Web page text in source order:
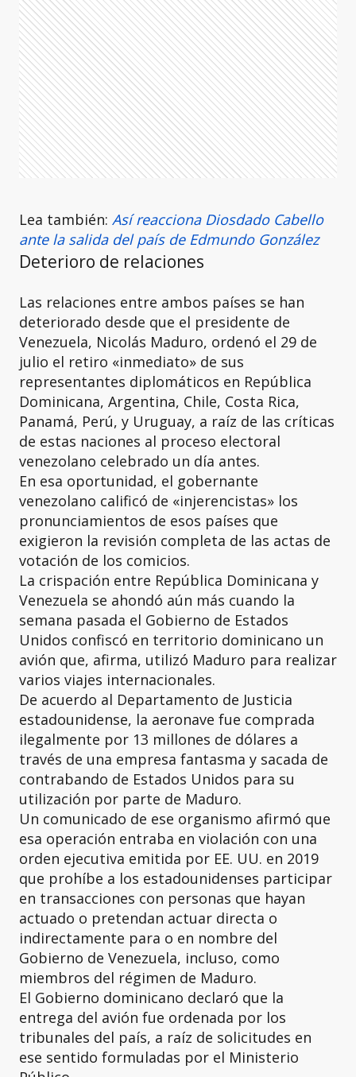
Lea también: Así reacciona Diosdado Cabello
ante la salida del país de Edmundo González
Deterioro de relaciones
Las relaciones entre ambos países se han
deteriorado desde que el presidente de
Venezuela, Nicolás Maduro, ordenó el 29 de
julio el retiro «inmediato» de sus
representantes diplomáticos en República
Dominicana, Argentina, Chile, Costa Rica,
Panamá, Perú, y Uruguay, a raíz de las críticas
de estas naciones al proceso electoral
venezolano celebrado un día antes.
En esa oportunidad, el gobernante
venezolano calificó de «injerencistas» los
pronunciamientos de esos países que
exigieron la revisión completa de las actas de
votación de los comicios.
La crispación entre República Dominicana y
Venezuela se ahondó aún más cuando la
semana pasada el Gobierno de Estados
Unidos confiscó en territorio dominicano un
avión que, afirma, utilizó Maduro para realizar
varios viajes internacionales.
De acuerdo al Departamento de Justicia
estadounidense, la aeronave fue comprada
ilegalmente por 13 millones de dólares a
través de una empresa fantasma y sacada de
contrabando de Estados Unidos para su
utilización por parte de Maduro.
Un comunicado de ese organismo afirmó que
esa operación entraba en violación con una
orden ejecutiva emitida por EE. UU. en 2019
que prohíbe a los estadounidenses participar
en transacciones con personas que hayan
actuado o pretendan actuar directa o
indirectamente para o en nombre del
Gobierno de Venezuela, incluso, como
miembros del régimen de Maduro.
El Gobierno dominicano declaró que la
entrega del avión fue ordenada por los
tribunales del país, a raíz de solicitudes en
ese sentido formuladas por el Ministerio